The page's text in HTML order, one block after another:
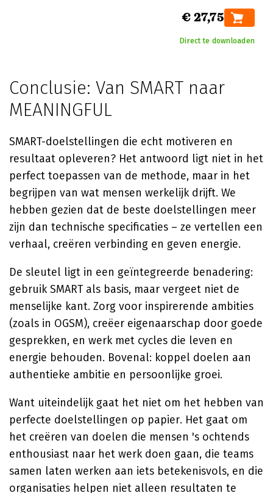
€ 27,75
Direct te downloaden
Conclusie: Van SMART naar
MEANINGFUL
SMART-doelstellingen die echt motiveren en
resultaat opleveren? Het antwoord ligt niet in het
perfect toepassen van de methode, maar in het
begrijpen van wat mensen werkelijk drijft. We
hebben gezien dat de beste doelstellingen meer
zijn dan technische specificaties – ze vertellen een
verhaal, creëren verbinding en geven energie.
De sleutel ligt in een geïntegreerde benadering:
gebruik SMART als basis, maar vergeet niet de
menselijke kant. Zorg voor inspirerende ambities
(zoals in OGSM), creëer eigenaarschap door goede
gesprekken, en werk met cycles die leven en
energie behouden. Bovenal: koppel doelen aan
authentieke ambitie en persoonlijke groei.
Want uiteindelijk gaat het niet om het hebben van
perfecte doelstellingen op papier. Het gaat om
het creëren van doelen die mensen 's ochtends
enthousiast naar het werk doen gaan, die teams
samen laten werken aan iets betekenisvols, en die
organisaties helpen niet alleen resultaten te